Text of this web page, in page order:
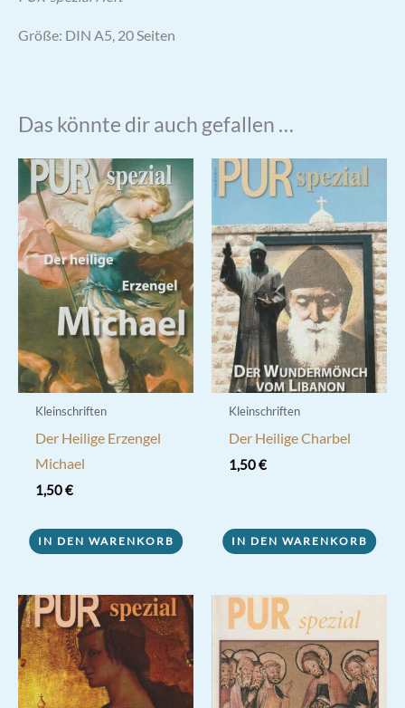
Größe: DIN A5, 20 Seiten
Das könnte dir auch gefallen …
Kleinschriften
Der Heilige Erzengel
Michael
1,50€
IN DEN WARENKORB
Kleinschriften
Der Heilige Charbel
1,50€
IN DEN WARENKORB